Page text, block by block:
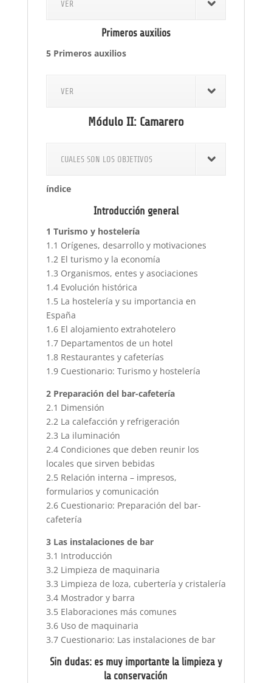
VER
Primeros auxilios
5 Primeros auxilios
VER
Módulo II: Camarero
CUALES SON LOS OBJETIVOS
índice
Introducción general
1 Turismo y hostelería
1.1 Orígenes, desarrollo y motivaciones
1.2 El turismo y la economía
1.3 Organismos, entes y asociaciones
1.4 Evolución histórica
1.5 La hostelería y su importancia en
España
1.6 El alojamiento extrahotelero
1.7 Departamentos de un hotel
1.8 Restaurantes y cafeterías
1.9 Cuestionario: Turismo y hostelería
2 Preparación del bar-cafetería
2.1 Dimensión
2.2 La calefacción y refrigeración
2.3 La iluminación
2.4 Condiciones que deben reunir los
locales que sirven bebidas
2.5 Relación interna – impresos,
formularios y comunicación
2.6 Cuestionario: Preparación del bar-
cafetería
3 Las instalaciones de bar
3.1 Introducción
3.2 Limpieza de maquinaria
3.3 Limpieza de loza, cubertería y cristalería
3.4 Mostrador y barra
3.5 Elaboraciones más comunes
3.6 Uso de maquinaria
3.7 Cuestionario: Las instalaciones de bar
Sin dudas: es muy importante la limpieza y
la conservación